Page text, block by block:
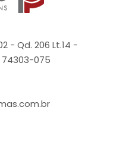
- Qd. 206 Lt.14 -
075